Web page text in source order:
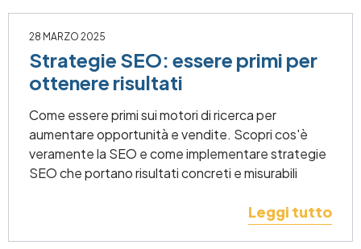
28 MARZO 2025
Strategie SEO: essere primi per
ottenere risultati
Come essere primi sui motori di ricerca per
aumentare opportunità e vendite. Scopri cos'è
veramente la SEO e come implementare strategie
SEO che portano risultati concreti e misurabili
Leggi tutto